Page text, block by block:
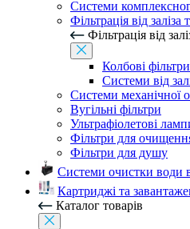
Системи
Фільтрація від
Фільтрація від
Колбові
Системи від
Системи механічної
Вугільні фільтри
Ультрафіолетові
Фільтри для
Фільтри для душу
Системи очистки води
Картриджі та
Каталог товарів